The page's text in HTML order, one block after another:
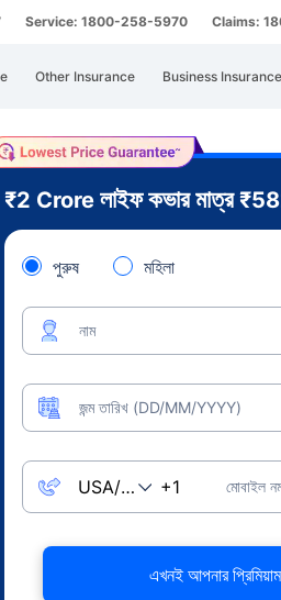
Service: 1800-258-5970 Claims:
Other Insurance Business Insurance
₹2 Crore লাইফ কভার মাত্র₹
পুরুষ মহিলা
নাম
জন্ম তারিখ (DD/MM/YYYY)
মোবাইল
এখনই আপনার